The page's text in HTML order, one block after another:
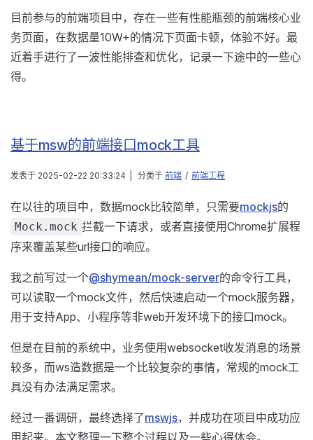
目前参与的前端项目中，存在一些有性能瓶颈的前端核心业
务页面，在数据量10W+的情况下页面卡顿，体验不好。最
近着手进行了一波性能排查和优化，记录一下途中的一些心
得。
基于msw的前端接口mock工具
发表于 2025-02-22 20:33:24 分类于 前端 / 前端工程
在以往的项目中，数据mock比较简单，只需要mockjs的
Mock.mock 拦截一下请求，或者直接使用Chrome扩展程
序来覆盖某些url接口的响应。
我之前写过一个@shymean/mock-server的命令行工具，
可以读取一个mock文件，然后快速启动一个mock服务器，
用于支持App、小程序等非web开发环境下的接口mock。
但是在目前的系统中，业务使用websocket收发消息的场景
较多，而ws造数据是一个比较复杂的事情，常规的mock工
具没有办法满足需求。
经过一番调研，最终选择了mswjs，并成功在项目中成功应